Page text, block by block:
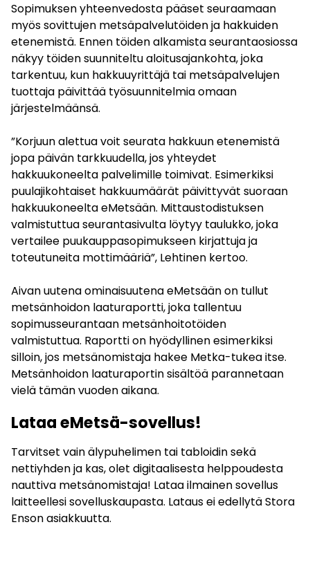
Sopimuksen yhteenvedosta pääset seuraamaan
myös sovittujen metsäpalvelutöiden ja hakkuiden
etenemistä. Ennen töiden alkamista seurantaosiossa
näkyy töiden suunniteltu aloitusajankohta, joka
tarkentuu, kun hakkuuyrittäjä tai metsäpalvelujen
tuottaja päivittää työsuunnitelmia omaan
järjestelmäänsä.
”Korjuun alettua voit seurata hakkuun etenemistä
jopa päivän tarkkuudella, jos yhteydet
hakkuukoneelta palvelimille toimivat. Esimerkiksi
puulajikohtaiset hakkuumäärät päivittyvät suoraan
hakkuukoneelta eMetsään. Mittaustodistuksen
valmistuttua seurantasivulta löytyy taulukko, joka
vertailee puukauppasopimukseen kirjattuja ja
toteutuneita mottimääriä”, Lehtinen kertoo.
Aivan uutena ominaisuutena eMetsään on tullut
metsänhoidon laaturaportti, joka tallentuu
sopimusseurantaan metsänhoitotöiden
valmistuttua. Raportti on hyödyllinen esimerkiksi
silloin, jos metsänomistaja hakee Metka-tukea itse.
Metsänhoidon laaturaportin sisältöä parannetaan
vielä tämän vuoden aikana.
Lataa eMetsä-sovellus!
Tarvitset vain älypuhelimen tai tabloidin sekä
nettiyhden ja kas, olet digitaalisesta helppoudesta
nauttiva metsänomistaja! Lataa ilmainen sovellus
laitteellesi sovelluskaupasta. Lataus ei edellytä Stora
Enson asiakkuutta.